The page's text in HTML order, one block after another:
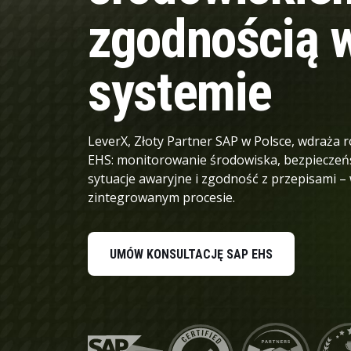
Dane i analityka
Zrównoważony rozwój i bezpieczeństwo
zgodnością
systemie
LeverX, Złoty Partner SAP w Polsce, wdraża
EHS: monitorowanie środowiska,
sytuacje awaryjne i zgodność z przepisami –
zintegrowanym procesie.
UMÓW KONSULTACJĘ SAP EHS